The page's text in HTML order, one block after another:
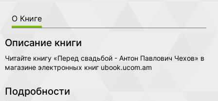
О Книге
Описание книги
Читайте книгу «Перед свадьбой - Антон Павлович Чехов» в
магазине электронных книг ubook.ucom.am
Подробности